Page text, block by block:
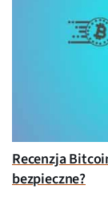
Recenzja
bezpieczne?